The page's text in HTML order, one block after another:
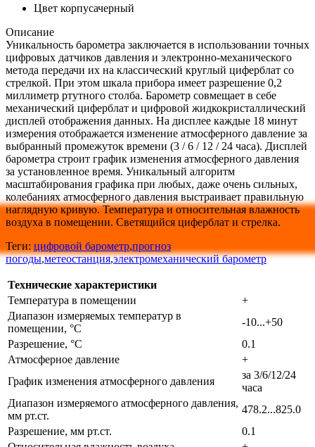
Цвет корпусачерный
Описание
Уникальность барометра заключается в использовании точных
цифровых датчиков давления и электронно-механического
метода передачи их на классический круглый циферблат со
стрелкой. При этом шкала прибора имеет разрешение 0,2
миллиметр ртутного столба. Барометр совмещает в себе
механический циферблат и цифровой жидкокристаллический
дисплей отображения данных. На дисплее каждые 18 минут
измерения отображается изменение атмосферного давление за
выбранный промежуток времени (3 / 6 / 12 / 24 часа). Дисплей
барометра строит график изменения атмосферного давления
за установленное время. Уникальный алгоритм
масштабирования графика при любых, даже очень сильных,
колебаниях атмосферного давления выстраивает правильную
наглядную кривую. Температура и относительная влажность
воздуха в помещении. Светящийся циферблат и стрелка.
Теги: цифровой барометр,прогноз
погоды,метеостанция,электромеханический барометр
Технические характеристики
Температура в помещении
+
Диапазон измеряемых температур в
помещении, °С
-10...+50
Разрешение, °С
0.1
Атмосферное давление
+
График изменения атмосферного давления
за 3/6/12/24
часа
Диапазон измеряемого атмосферного давления,
мм рт.ст.
478.2...825.0
Разрешение, мм рт.ст.
0.1